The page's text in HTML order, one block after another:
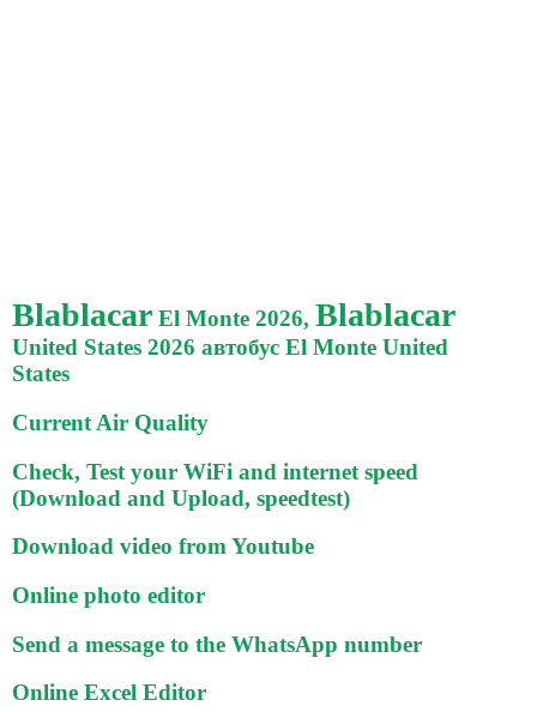
Blablacar El Monte 2026, Blablacar
United States 2026 автобус El Monte United
States
Current Air Quality
Check, Test your WiFi and internet speed
(Download and Upload, speedtest)
Download video from Youtube
Online photo editor
Send a message to the WhatsApp number
Online Excel Editor